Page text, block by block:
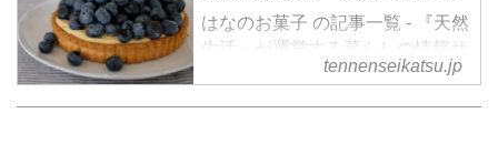
はなのお菓子 の記事一覧 - 『天然
生活』が運営する暮らしの情報サ
イト。食やファッション、暮らし
tennenseikatsu.jp